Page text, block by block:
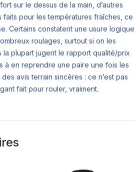
sur le dessus de la main, d’autres
faits pour les températures fraîches, ce
Certains constatent une usure logique
roulages, surtout si on les
la plupart jugent le rapport qualité/prix
à en reprendre une paire une fois les
avis terrain sincères : ce n’est pas
fait pour rouler, vraiment.